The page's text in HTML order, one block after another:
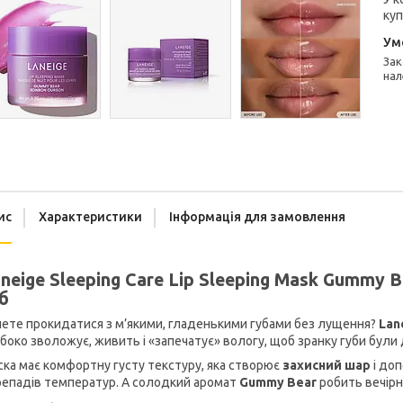
Законом не передбачено повернення та обмін даного товару
Характеристики Інформація для замовлення
Sleeping Care Lip Sleeping Mask Gummy
прокидатися з м’якими, гладенькими губами без лущення?
зволожує, живить і «запечатує» вологу, щоб зранку губи
має комфортну густу текстуру, яка створює захисний шар і
температур. А солодкий аромат Gummy Bearробить